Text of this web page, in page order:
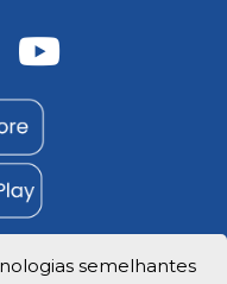
semelhantes